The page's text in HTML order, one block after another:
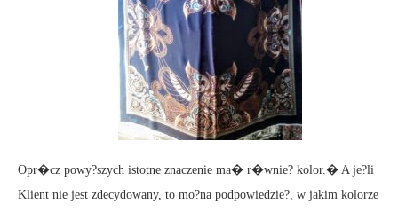
Opr�cz powy?szych istotne znaczenie ma� r�wnie? kolor.� A je?li
Klient nie jest zdecydowany, to mo?na podpowiedzie?, w jakim kolorze